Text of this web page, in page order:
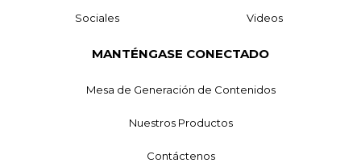
Sociales Videos
MANTÉNGASE CONECTADO
Mesa de Generación de Contenidos
Nuestros Productos
Contáctenos